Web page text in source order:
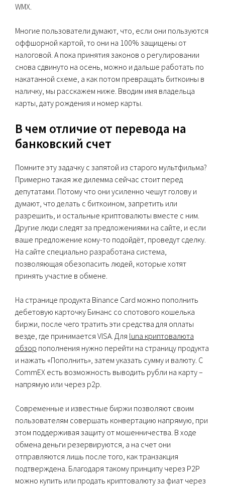
WMX.
Многие пользователи думают, что, если они пользуются
оффшорной картой, то они на 100% защищены от
налоговой. А пока принятия законов о регулировании
снова сдвинуто на осень, можно и дальше работать по
накатанной схеме, а как потом превращать биткоины в
наличку, мы расскажем ниже. Вводим имя владельца
карты, дату рождения и номер карты.
В чем отличие от перевода на
банковский счет
Помните эту задачку с запятой из старого мультфильма?
Примерно такая же дилемма сейчас стоит перед
депутатами. Потому что они усиленно чешут голову и
думают, что делать с биткоином, запретить или
разрешить, и остальные криптовалюты вместе с ним.
Другие люди следят за предложениями на сайте, и если
ваше предложение кому-то подойдёт, проведут сделку.
На сайте специально разработана система,
позволяющая обезопасить людей, которые хотят
принять участие в обмене.
На странице продукта Binance Card можно пополнить
дебетовую карточку Бинанс со спотового кошелька
биржи, после чего тратить эти средства для оплаты
везде, где принимается VISA. Для luna криптовалюта
обзор пополнения нужно перейти на страницу продукта
и нажать «Пополнить», затем указать сумму и валюту. С
CommEX есть возможность выводить рубли на карту –
напрямую или через p2p.
Современные и известные биржи позволяют своим
пользователям совершать конвертацию напрямую, при
этом поддерживая защиту от мошенничества. В ходе
обмена деньги резервируются, а на счет они
отправляются лишь после того, как транзакция
подтверждена. Благодаря такому принципу через P2P
можно купить или продать криптовалюту за фиат через